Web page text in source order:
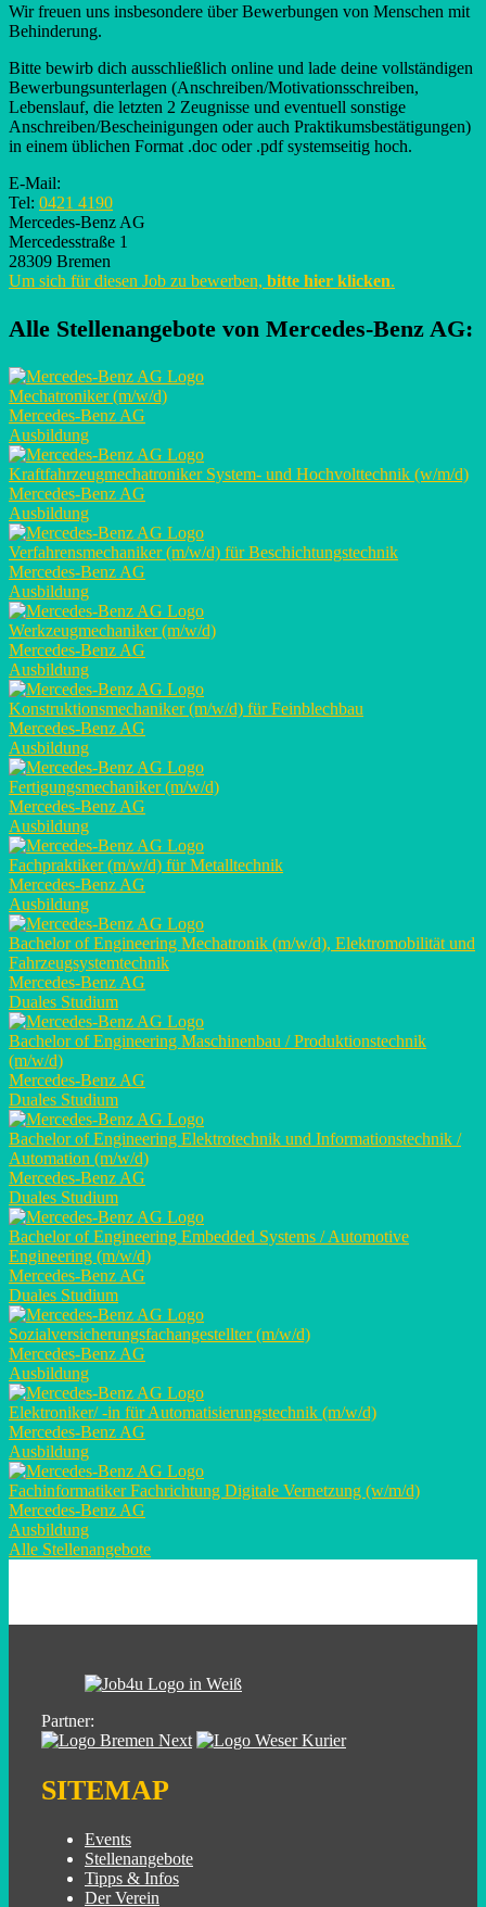
Wir freuen uns insbesondere über Bewerbungen von Menschen mit
Behinderung.
Bitte bewirb dich ausschließlich online und lade deine vollständigen
Bewerbungsunterlagen (Anschreiben/Motivationsschreiben,
Lebenslauf, die letzten 2 Zeugnisse und eventuell sonstige
Anschreiben/Bescheinigungen oder auch Praktikumsbestätigungen)
in einem üblichen Format .doc oder .pdf systemseitig hoch.
E-Mail:
Tel: 0421 4190
Mercedes-Benz AG
Mercedesstraße 1
28309 Bremen
Um sich für diesen Job zu bewerben, bitte hier klicken.
Alle Stellenangebote von Mercedes-Benz AG:
Mechatroniker (m/w/d)
Mercedes-Benz AG
Ausbildung
Kraftfahrzeugmechatroniker System- und Hochvolttechnik (w/m/d)
Mercedes-Benz AG
Ausbildung
Verfahrensmechaniker (m/w/d) für Beschichtungstechnik
Mercedes-Benz AG
Ausbildung
Werkzeugmechaniker (m/w/d)
Mercedes-Benz AG
Ausbildung
Konstruktionsmechaniker (m/w/d) für Feinblechbau
Mercedes-Benz AG
Ausbildung
Fertigungsmechaniker (m/w/d)
Mercedes-Benz AG
Ausbildung
Fachpraktiker (m/w/d) für Metalltechnik
Mercedes-Benz AG
Ausbildung
Bachelor of Engineering Mechatronik (m/w/d), Elektromobilität und
Fahrzeugsystemtechnik
Mercedes-Benz AG
Duales Studium
Bachelor of Engineering Maschinenbau / Produktionstechnik
(m/w/d)
Mercedes-Benz AG
Duales Studium
Bachelor of Engineering Elektrotechnik und Informationstechnik /
Automation (m/w/d)
Mercedes-Benz AG
Duales Studium
Bachelor of Engineering Embedded Systems / Automotive
Engineering (m/w/d)
Mercedes-Benz AG
Duales Studium
Sozialversicherungsfachangestellter (m/w/d)
Mercedes-Benz AG
Ausbildung
Elektroniker/ -in für Automatisierungstechnik (m/w/d)
Mercedes-Benz AG
Ausbildung
Fachinformatiker Fachrichtung Digitale Vernetzung (w/m/d)
Mercedes-Benz AG
Ausbildung
Alle Stellenangebote
Partner:
SITEMAP
Events
Stellenangebote
Tipps & Infos
Der Verein